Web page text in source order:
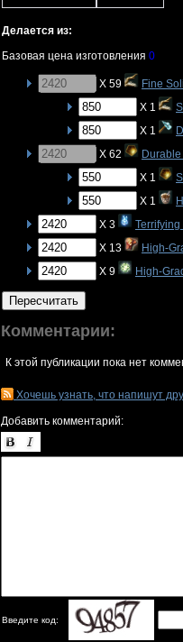
Делается из:
Базовая цена изготовления 0
X 59
Fine
X 1
X 1
X 62
X 1
X 1
X 3
Terrifying
X 13
High-
X 9
High-
Пересчитать
Комментарии:
К этой публикации пока нет
Хочешь узнать, что напишут
Добавить комментарий:
Введите код: